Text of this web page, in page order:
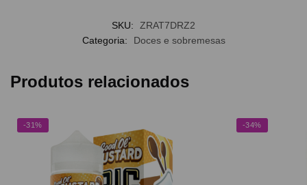
SKU:
ZRAT7DRZ2
Categoria:
Doces e sobremesas
Produtos relacionados
-31% -34%